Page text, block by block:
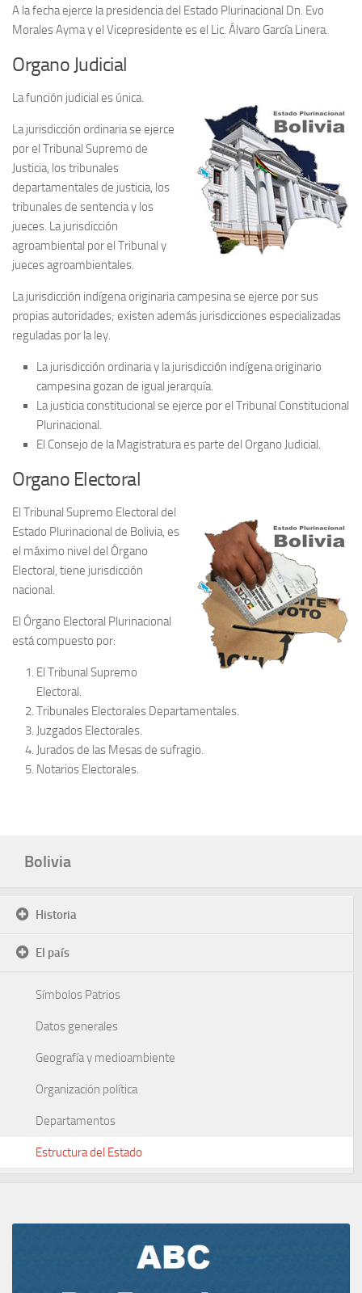
A la fecha ejerce la presidencia del Estado Plurinacional Dn. Evo
Morales Ayma y el Vicepresidente es el Lic. Álvaro García Linera.
Organo Judicial
La función judicial es única.
La jurisdicción ordinaria se ejerce
por el Tribunal Supremo de
Justicia, los tribunales
departamentales de justicia, los
tribunales de sentencia y los
jueces. La jurisdicción
agroambiental por el Tribunal y
jueces agroambientales.
La jurisdicción indígena originaria campesina se ejerce por sus
propias autoridades; existen además jurisdicciones especializadas
reguladas por la ley.
La jurisdicción ordinaria y la jurisdicción indígena originario
campesina gozan de igual jerarquía.
La justicia constitucional se ejerce por el Tribunal Constitucional
Plurinacional.
El Consejo de la Magistratura es parte del Organo Judicial.
Organo Electoral
El Tribunal Supremo Electoral del
Estado Plurinacional de Bolivia, es
el máximo nivel del Órgano
Electoral, tiene jurisdicción
nacional.
El Órgano Electoral Plurinacional
está compuesto por:
El Tribunal Supremo
Electoral.
Tribunales Electorales Departamentales.
Juzgados Electorales.
Jurados de las Mesas de sufragio.
Notarios Electorales.
Bolivia
Historia
El país
Símbolos Patrios
Datos generales
Geografía y medioambiente
Organización política
Departamentos
Estructura del Estado